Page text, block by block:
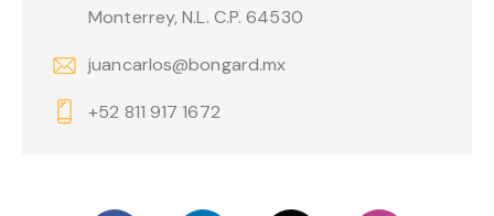
Monterrey, N.L. C.P. 64530
juancarlos@bongard.mx
+52 811 917 1672